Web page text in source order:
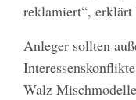
reklamiert“, erklärt
Anleger sollten
Walz